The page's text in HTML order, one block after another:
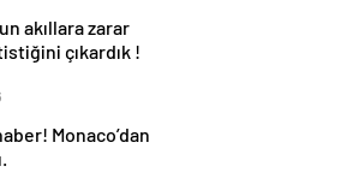
akıllara zarar
çıkardık !
Monaco’dan